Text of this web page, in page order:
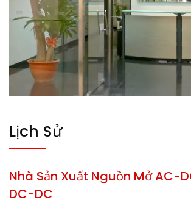
Lịch Sử
Nhà Sản Xuất Nguồn Mở AC-
DC-DC